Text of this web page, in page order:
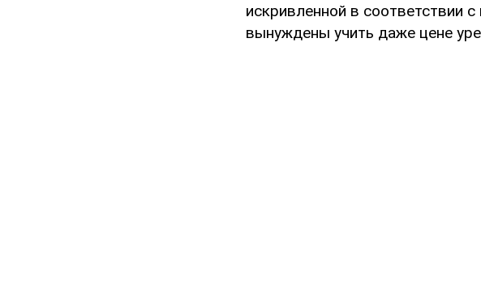
искривленной в соответствии
вынуждены учить даже цене